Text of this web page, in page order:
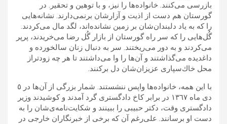
بازرسى مى‌كنند. خانواده‌ها را نیز، و با توهين و تحقير. در
گورستان هم دست از اذيت و آزارشان برنمى‌دارند. نشانه‌هايى
را كه به ياد دلبندان‌شان بر زمين نشانده‌اند، لگد مال مى‌كردند.
گُل‌هايى را كه سر راه گورستان از بازار گُل رضا مى‌خریدند، پرپر
مى‌كردند و به دور مى‌ريختند. سر به دنبال زنان سالخورده و
داغديده مى‌گذاشتند و آن‌ها را وا می‌داشتند تا هر چه زودتراز
محل خاك‌سپارى عزيزان‌شان دل بركنند.
با اين همه، خانواده‌ها واپس ننشستند. شمار بزرگی از آن‌ها در ٥
دی ماه ١٣٦٧ در برابر کاخ دادگستری گرد آمدند و کوشیدند وزیر
دادگستری وقت، دکتر حبیبی را ببینند و شکایت‌نامه‌ی‌شان را به
دست او برسانند. علی‌رغم آن که برخی از خبرنگاران خارجی در